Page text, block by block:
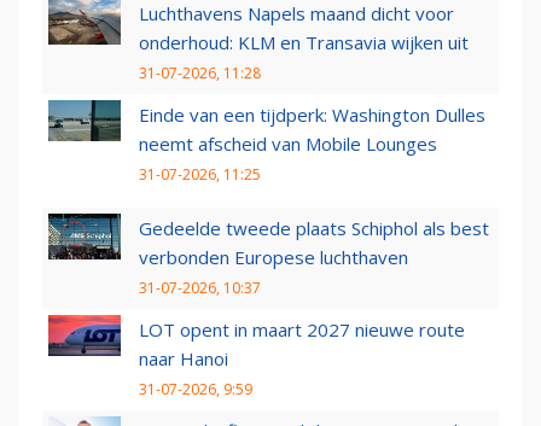
Luchthavens Napels maand dicht voor
onderhoud: KLM en Transavia wijken uit
31-07-2026, 11:28
Einde van een tijdperk: Washington Dulles
neemt afscheid van Mobile Lounges
31-07-2026, 11:25
Gedeelde tweede plaats Schiphol als best
verbonden Europese luchthaven
31-07-2026, 10:37
LOT opent in maart 2027 nieuwe route
naar Hanoi
31-07-2026, 9:59